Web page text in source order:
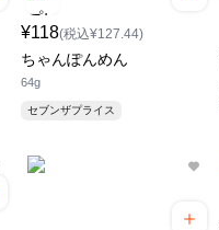
¥118(税込¥127.44)
ちゃんぽんめん
64g
セブンザプライス